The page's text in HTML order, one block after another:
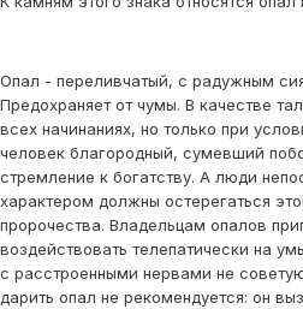
Опал - переливчатый, с радужным
Предохраняет от чумы. В качестве
всех начинаниях, но только при
человек благородный, сумевший
стремление к богатству. А люди
характером должны остерегаться
пророчества. Владельцам опалов
воздействовать телепатически на
с расстроенными нервами не
дарить опал не рекомендуется: он